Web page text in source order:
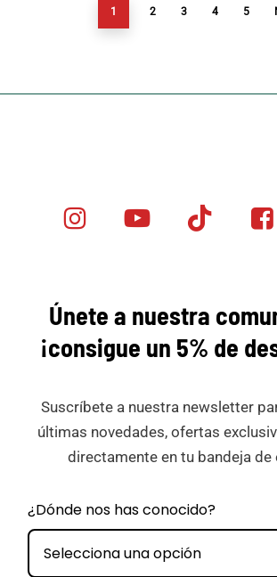
1 2 3 4 5
Minicar Tok
Únete a nuestra
¡consigue un 5% de
Suscríbete a nuestra newsletter
últimas novedades, ofertas
directamente en tu bandeja de
¿Dónde nos has conocido?
Selecciona una opción